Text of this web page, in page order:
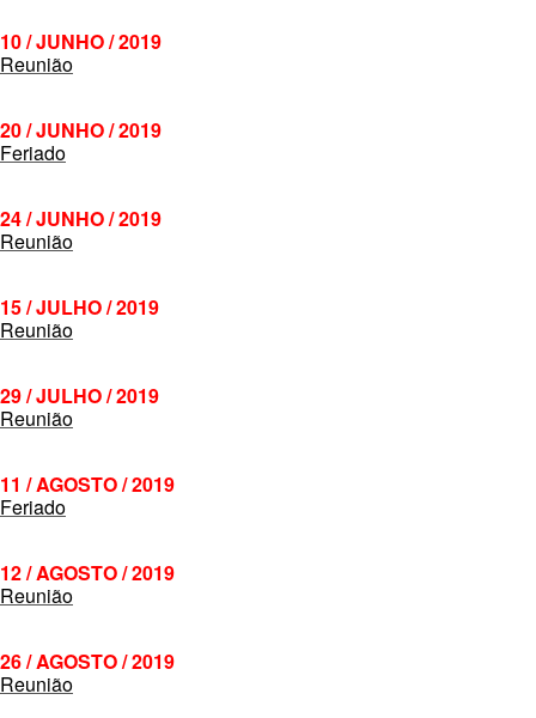
10 / JUNHO / 2019
Reunião
20 / JUNHO / 2019
Feriado
24 / JUNHO / 2019
Reunião
15 / JULHO / 2019
Reunião
29 / JULHO / 2019
Reunião
11 / AGOSTO / 2019
Feriado
12 / AGOSTO / 2019
Reunião
26 / AGOSTO / 2019
Reunião